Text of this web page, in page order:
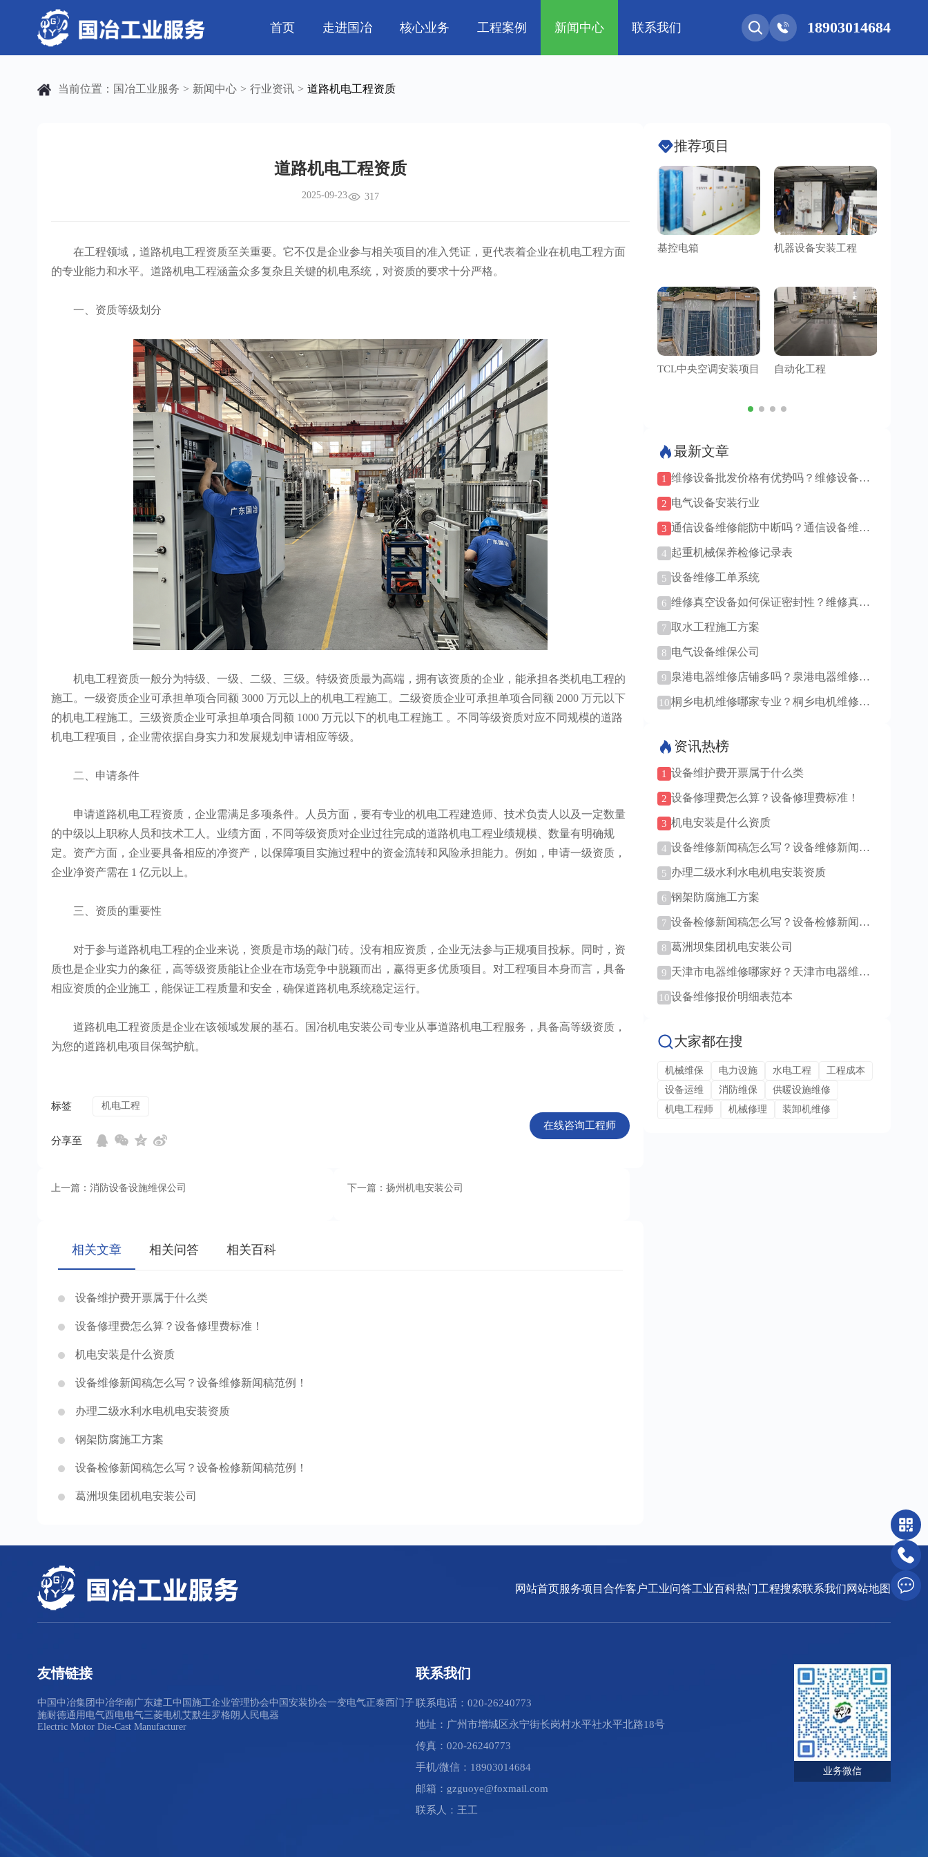
首页 走进国冶
公司简介 发展历程 企业文化
核心业务
电气工程 钢结构工程 管道工程
工程案例
芯片 • 半导体 人工智能 • 机器人 航天 • 低空
新闻中心
公司动态 行业资讯 工程技巧
联系我们 18903014684
当前位置： 国冶工业服务 > 新闻中心 > 行业资讯 > 道路机电工程资质
道路机电工程资质
2025-09-23 317
在工程领域，道路机电工程资质至关重要。它不仅是企业参与相关项目的准入凭证，更代表着企业在机电工程方面
的专业能力和水平。道路机电工程涵盖众多复杂且关键的机电系统，对资质的要求十分严格。
一、资质等级划分
机电工程资质一般分为特级、一级、二级、三级。特级资质最为高端，拥有该资质的企业，能承担各类机电工程的
施工。一级资质企业可承担单项合同额 3000 万元以上的机电工程施工。二级资质企业可承担单项合同额 2000 万元以下
的机电工程施工。三级资质企业可承担单项合同额 1000 万元以下的机电工程施工 。不同等级资质对应不同规模的道路
机电工程项目，企业需依据自身实力和发展规划申请相应等级。
二、申请条件
申请道路机电工程资质，企业需满足多项条件。人员方面，要有专业的机电工程建造师、技术负责人以及一定数量
的中级以上职称人员和技术工人。业绩方面，不同等级资质对企业过往完成的道路机电工程业绩规模、数量有明确规
定。资产方面，企业要具备相应的净资产，以保障项目实施过程中的资金流转和风险承担能力。例如，申请一级资质，
企业净资产需在 1 亿元以上。
三、资质的重要性
对于参与道路机电工程的企业来说，资质是市场的敲门砖。没有相应资质，企业无法参与正规项目投标。同时，资
质也是企业实力的象征，高等级资质能让企业在市场竞争中脱颖而出，赢得更多优质项目。对工程项目本身而言，具备
相应资质的企业施工，能保证工程质量和安全，确保道路机电系统稳定运行。
道路机电工程资质是企业在该领域发展的基石。国冶机电安装公司专业从事道路机电工程服务，具备高等级资质，
为您的道路机电项目保驾护航。
标签 机电工程
分享至
在线咨询工程师
上一篇：消防设备设施维保公司 下一篇：扬州机电安装公司
相关文章 相关问答 相关百科
设备维护费开票属于什么类
设备修理费怎么算？设备修理费标准！
机电安装是什么资质
设备维修新闻稿怎么写？设备维修新闻稿范例！
办理二级水利水电机电安装资质
钢架防腐施工方案
设备检修新闻稿怎么写？设备检修新闻稿范例！
葛洲坝集团机电安装公司
推荐项目
基控电箱
TCL中央空调安装项目
机器设备安装工程
自动化工程
最新文章
1 维修设备批发价格有优势吗？维修设备批
2 电气设备安装行业
3 通信设备维修能防中断吗？通信设备维修
4 起重机械保养检修记录表
5 设备维修工单系统
6 维修真空设备如何保证密封性？维修真空
7 取水工程施工方案
8 电气设备维保公司
9 泉港电器维修店铺多吗？泉港电器维修能
10桐乡电机维修哪家专业？桐乡电机维修价
资讯热榜
1 设备维护费开票属于什么类
2 设备修理费怎么算？设备修理费标准！
3 机电安装是什么资质
4 设备维修新闻稿怎么写？设备维修新闻稿
5 办理二级水利水电机电安装资质
6 钢架防腐施工方案
7 设备检修新闻稿怎么写？设备检修新闻稿
8 葛洲坝集团机电安装公司
9 天津市电器维修哪家好？天津市电器维修
10设备维修报价明细表范本
大家都在搜
机械维保 电力设施 水电工程
工程成本
设备运维
消防维保
供暖设施维修
机电工程师
机械修理 装卸机维修
网站首页服务项目合作客户工业问答工业百科热门工程搜索联系我们网站地图
友情链接
中国中冶集团 中冶华南广东建工中国施工企业管理协会中国安装协会一变电气正泰西门子
施耐德通用电气西电电气三菱电机艾默生罗格朗 人民电器
Electric Motor Die-Cast Manufacturer
联系我们
联系电话：020-26240773
地址：广州市增城区永宁街长岗村水平社水平北路18号
传真：020-26240773
手机/微信：18903014684
邮箱：gzguoye@foxmail.com
联系人：王工
业务微信